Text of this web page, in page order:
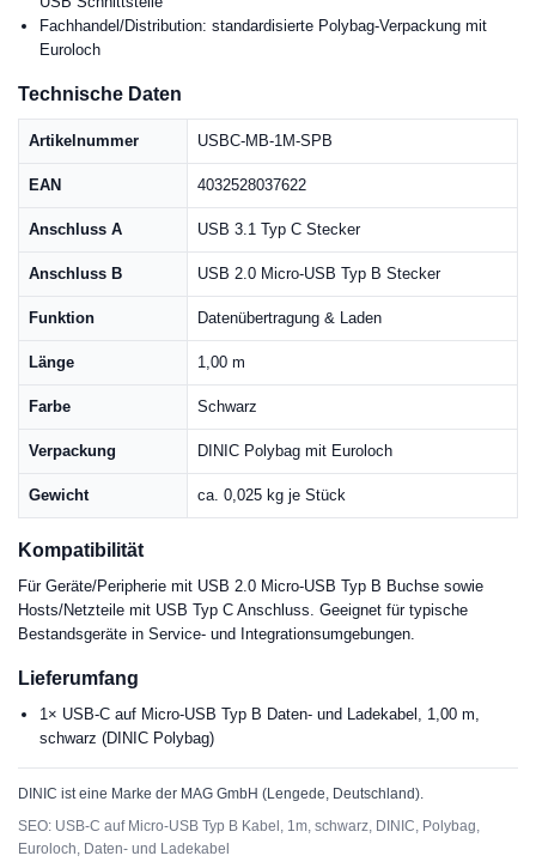
Fachhandel/Distribution: standardisierte Polybag-Verpackung mit
Euroloch
Technische Daten
Artikelnummer USBC-MB-1M-SPB
EAN 4032528037622
Anschluss A USB 3.1 Typ C Stecker
Anschluss B USB 2.0 Micro-USB Typ B Stecker
Funktion Datenübertragung & Laden
Länge 1,00 m
Farbe Schwarz
Verpackung DINIC Polybag mit Euroloch
Gewicht ca. 0,025 kg je Stück
Kompatibilität
Für Geräte/Peripherie mit USB 2.0 Micro-USB Typ B Buchse sowie
Hosts/Netzteile mit USB Typ C Anschluss. Geeignet für typische
Bestandsgeräte in Service- und Integrationsumgebungen.
Lieferumfang
1× USB-C auf Micro-USB Typ B Daten- und Ladekabel, 1,00 m,
schwarz (DINIC Polybag)
DINIC ist eine Marke der MAG GmbH (Lengede, Deutschland).
SEO: USB-C auf Micro-USB Typ B Kabel, 1m, schwarz, DINIC, Polybag,
Euroloch, Daten- und Ladekabel